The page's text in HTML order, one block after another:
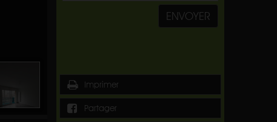
ENVOYER
Imprimer
Partager